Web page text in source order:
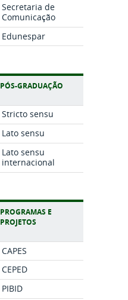
Secretaria de
Comunicação
Edunespar
PÓS-GRADUAÇÃO
Stricto sensu
Lato sensu
Lato sensu
internacional
PROGRAMAS E
PROJETOS
CAPES
CEPED
PIBID